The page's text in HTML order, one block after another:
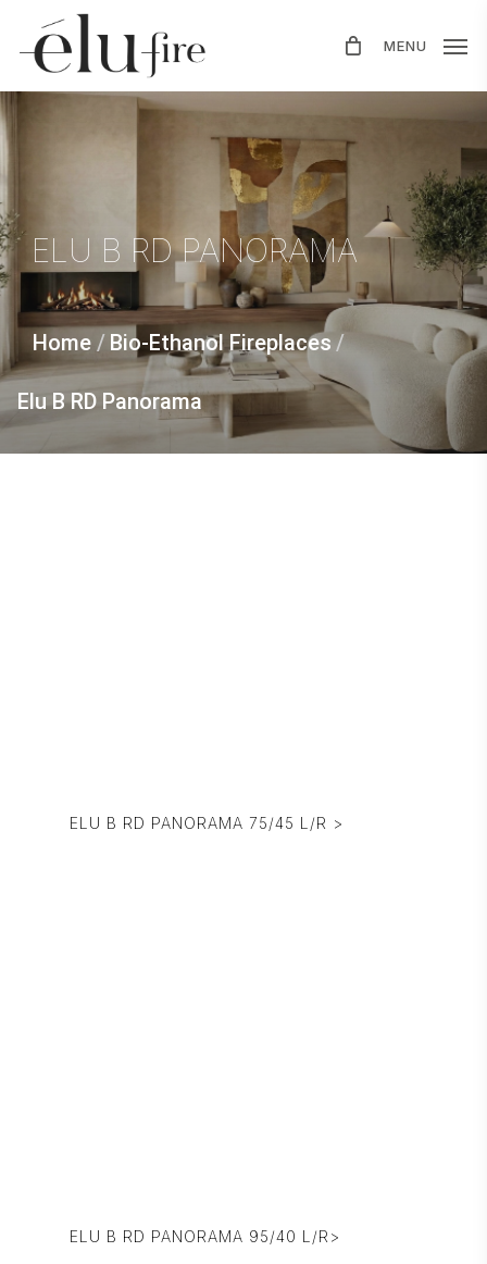
main
content
MENU
ELU B RD PANORAMA
Home / Bio-Ethanol Fireplaces /
Elu B RD Panorama
ELU B RD PANORAMA 75/45 L/R >
ELU B RD PANORAMA 95/40 L/R>